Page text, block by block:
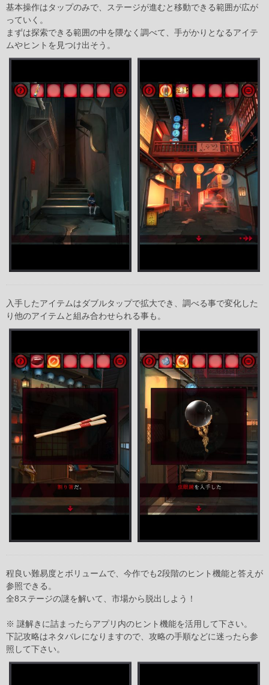
基本操作はタップのみで、ステージが進むと移動できる範囲が広が
っていく。
まずは探索できる範囲の中を隈なく調べて、手がかりとなるアイテ
ムやヒントを見つけ出そう。
入手したアイテムはダブルタップで拡大でき、調べる事で変化した
り他のアイテムと組み合わせられる事も。
程良い難易度とボリュームで、今作でも2段階のヒント機能と答えが
参照できる。
全8ステージの謎を解いて、市場から脱出しよう！
※ 謎解きに詰まったらアプリ内のヒント機能を活用して下さい。
下記攻略はネタバレになりますので、攻略の手順などに迷ったら参
照して下さい。